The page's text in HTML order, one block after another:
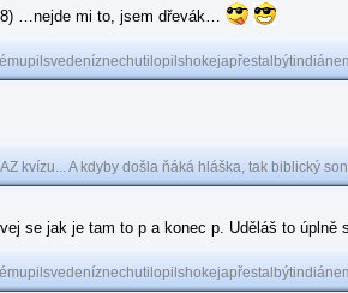
…nejde mi to, jsem dřevák…
kvízu... A kdyby došla ňáká hláška, tak biblický
se jak je tam to p a konec p. Uděláš to